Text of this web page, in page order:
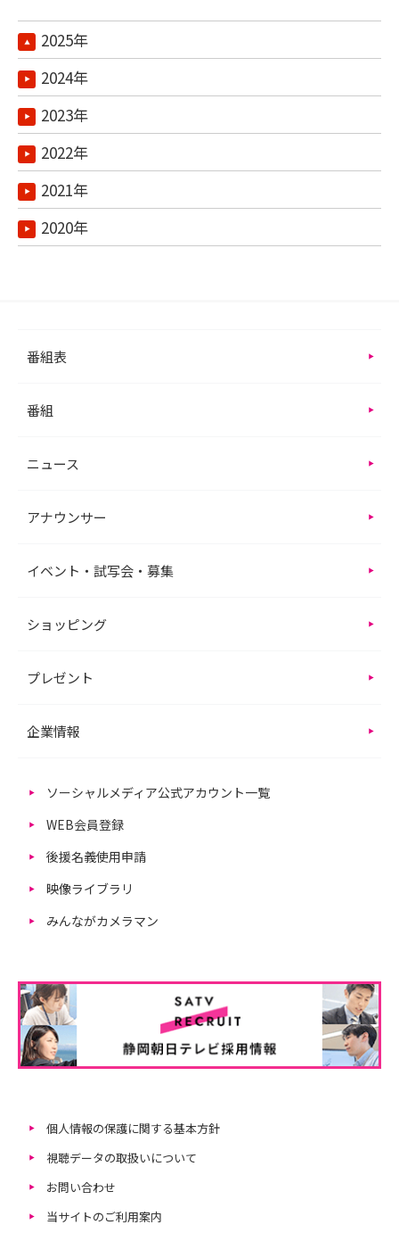
2025年
2024年
2023年
2022年
2021年
2020年
番組表
番組
ニュース
アナウンサー
イベント・試写会・募集
ショッピング
プレゼント
企業情報
ソーシャルメディア公式アカウント一覧
WEB会員登録
後援名義使用申請
映像ライブラリ
みんながカメラマン
個人情報の保護に関する基本方針
視聴データの取扱いについて
お問い合わせ
当サイトのご利用案内